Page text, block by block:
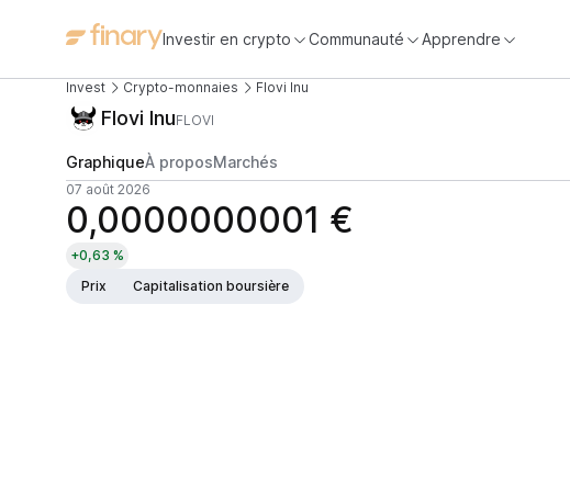
Investir en crypto Communauté Apprendre
Invest Crypto-monnaies Flovi Inu
Flovi InuFLOVI
GraphiqueÀ proposMarchés
07 août 2026
0,0000000001 €
+0,63 %
Prix
Capitalisation boursière